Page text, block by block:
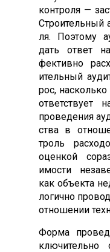
кон­тро­ля —
Стро­итель­ный
ля. По­это­му
дать от­вет
фектив­но
итель­ный
рос,
от­ветс­тву­ет
про­веде­ния
ства в
троль
оцен­кой
имос­ти
как объ­ек­та
логич­но
от­но­шении
Фор­ма